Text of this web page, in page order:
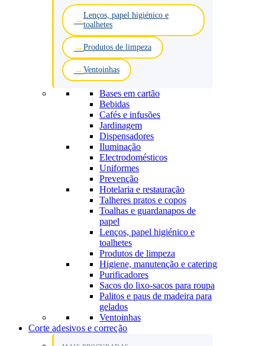
Lenços, papel higiénico e
toalhetes
Produtos de limpeza
Ventoinhas
Bases em cartão
Bebidas
Cafés e infusões
Jardinagem
Dispensadores
Iluminação
Electrodomésticos
Uniformes
Prevenção
Hotelaria e restauração
Talheres pratos e copos
Toalhas e guardanapos de
papel
Lenços, papel higiénico e
toalhetes
Produtos de limpeza
Higiene, manutenção e catering
Purificadores
Sacos do lixo-sacos para roupa
Palitos e paus de madeira para
gelados
Ventoinhas
Corte adesivos e correção